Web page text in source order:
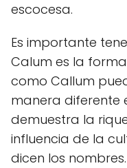
escocesa.
Es importante
Calum es la
como Callum
manera diferente
demuestra la
influencia de la
dicen los nombres.